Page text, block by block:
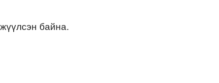
байна.